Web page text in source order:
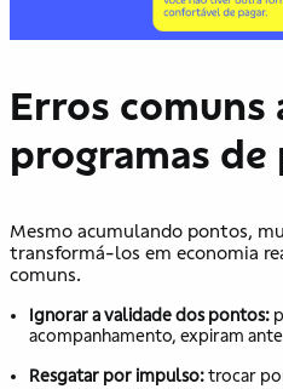
Erros comuns
programas
Mesmo acumulando pontos,
transformá-los em economia
comuns.
Ignorar a validade dos pontos:
acompanhamento, expiram
Resgatar por impulso:trocar